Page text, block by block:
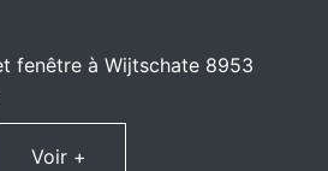
fenêtre à Wijtschate 8953
Voir +